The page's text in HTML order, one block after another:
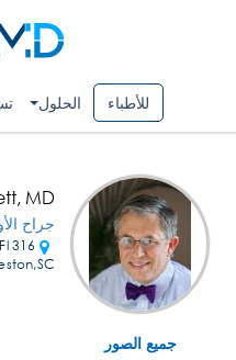
للأطباء الحلول
جميع الصور
MD
جراح